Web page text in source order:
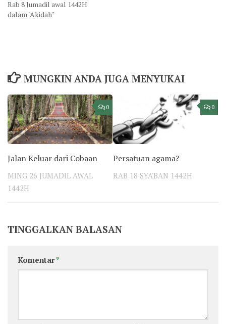
Rab 8 Jumadil awal 1442H
dalam "Akidah"
MUNGKIN ANDA JUGA MENYUKAI
0
Jalan Keluar dari Cobaan
MING 26 JUMADIL AWAL
1442H
0
Persatuan agama?
RAB 18 SYA'BAN 1442H
TINGGALKAN BALASAN
Komentar*